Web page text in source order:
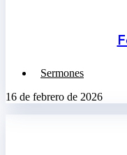
Sermones
16 de febrero de 2026